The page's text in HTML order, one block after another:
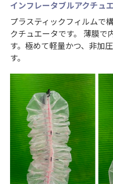
インフレータブルアクチュ
プラスティックフィルムで
クチュエータです。 薄膜で
す。極めて軽量かつ、非加
す。